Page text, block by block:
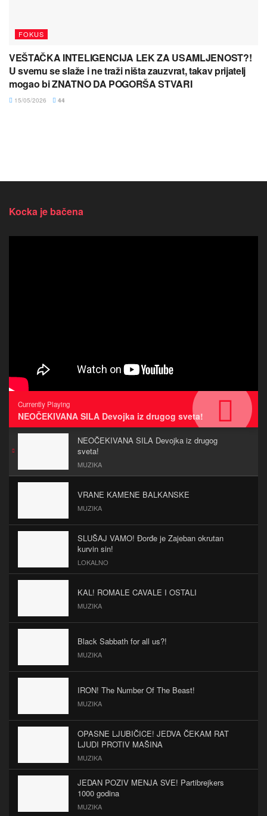
FOKUS
VEŠTAČKA INTELIGENCIJA LEK ZA USAMLJENOST?!
U svemu se slaže i ne traži ništa zauzvrat, takav prijatelj
mogao bi ZNATNO DA POGORŠA STVARI
15/05/2026 44
Kocka je bačena
Currently Playing
NEOČEKIVANA SILA Devojka iz drugog sveta!
NEOČEKIVANA SILA Devojka iz drugog
sveta!
MUZIKA
VRANE KAMENE BALKANSKE
MUZIKA
SLUŠAJ VAMO! Đorđe je Zajeban okrutan
kurvin sin!
LOKALNO
KAL! ROMALE CAVALE I OSTALI
MUZIKA
Black Sabbath for all us?!
MUZIKA
IRON! The Number Of The Beast!
MUZIKA
OPASNE LJUBIČICE! JEDVA ČEKAM RAT
LJUDI PROTIV MAŠINA
MUZIKA
JEDAN POZIV MENJA SVE! Partibrejkers
1000 godina
MUZIKA